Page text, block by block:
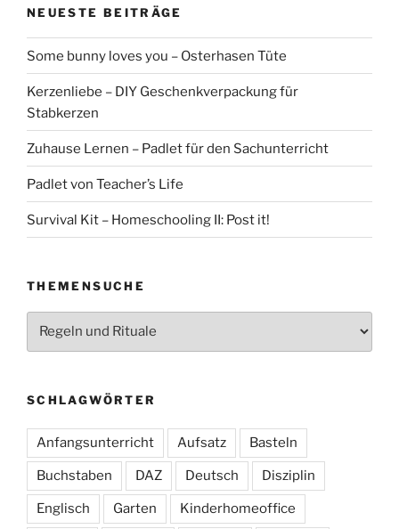
NEUESTE BEITRÄGE
Some bunny loves you – Osterhasen Tüte
Kerzenliebe – DIY Geschenkverpackung für
Stabkerzen
Zuhause Lernen – Padlet für den Sachunterricht
Padlet von Teacher’s Life
Survival Kit – Homeschooling II: Post it!
THEMENSUCHE
SCHLAGWÖRTER
Anfangsunterricht Aufsatz Basteln
Buchstaben DAZ Deutsch Disziplin
Englisch Garten Kinderhomeoffice